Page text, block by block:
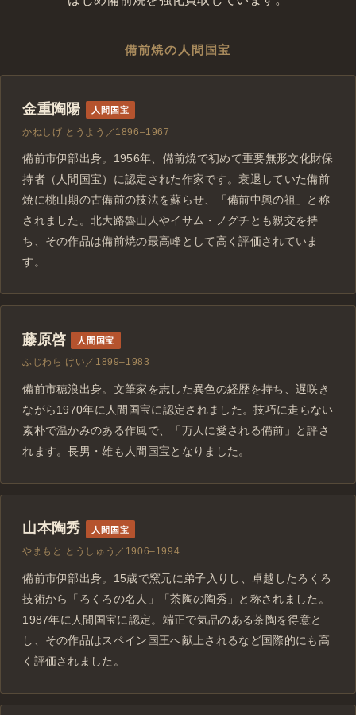
備前焼の人間国宝
金重陶陽 人間国宝
かねしげ とうよう／1896–1967
備前市伊部出身。1956年、備前焼で初めて重要無形文化財保
持者（人間国宝）に認定された作家です。衰退していた備前
焼に桃山期の古備前の技法を蘇らせ、「備前中興の祖」と称
されました。北大路魯山人やイサム・ノグチとも親交を持
ち、その作品は備前焼の最高峰として高く評価されていま
す。
藤原啓 人間国宝
ふじわら けい／1899–1983
備前市穂浪出身。文筆家を志した異色の経歴を持ち、遅咲き
ながら1970年に人間国宝に認定されました。技巧に走らない
素朴で温かみのある作風で、「万人に愛される備前」と評さ
れます。長男・雄も人間国宝となりました。
山本陶秀 人間国宝
やまもと とうしゅう／1906–1994
備前市伊部出身。15歳で窯元に弟子入りし、卓越したろくろ
技術から「ろくろの名人」「茶陶の陶秀」と称されました。
1987年に人間国宝に認定。端正で気品のある茶陶を得意と
し、その作品はスペイン国王へ献上されるなど国際的にも高
く評価されました。